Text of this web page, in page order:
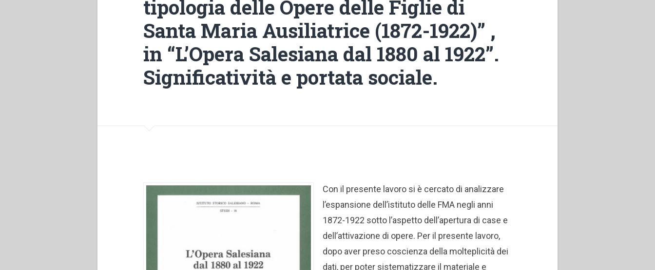
tipologia delle Opere delle Figlie di
Santa Maria Ausiliatrice (1872-1922)” ,
in “L’Opera Salesiana dal 1880 al 1922”.
Significatività e portata sociale.
Con il presente lavoro si è cercato di analizzare
l’espansione dell’istituto delle FMA negli anni
1872-1922 sotto l’aspetto dell’apertura di case e
dell’attivazione di opere. Per il presente lavoro,
dopo aver preso coscienza della molteplicità dei
dati, per poter sistematizzare il materiale e